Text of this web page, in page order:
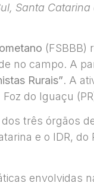
Santa
(FSBBB)
no campo. A
Rurais”. A
do Iguaçu
três órgãos
e o IDR,
envolvidas